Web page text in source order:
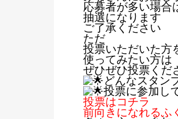
応募者が多い場合
抽選になります
ご了承ください
ただ
投票いただいた方
使ってみたい方は
ぜひぜひ投票くだ
どんなスタン
投票に参加し
投票はコチラ
前向きになれるふ